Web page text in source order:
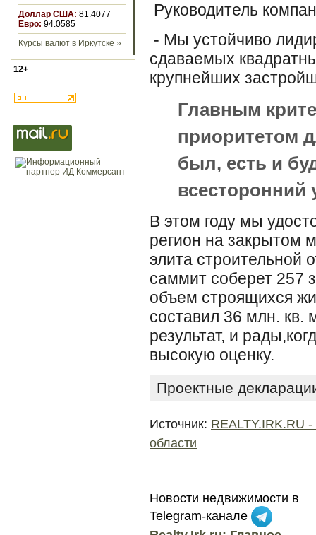
Доллар США: 81.4077
Евро: 94.0585
Курсы валют в Иркутске »
12+
Руководитель
- Мы устойчиво
сдаваемых
крупнейших
Главным
приоритетом
был, есть и
всесторонний
В этом году мы
регион на закрытом
элита строительной
саммит соберет 257
объем строящихся
составил 36 млн. кв.
результат, и
высокую оценку.
Проектные
Источник: REALTY.IRK.RU
области
Новости недвижимости в
Telegram-канале